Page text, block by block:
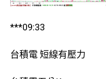
***09:33
台積電 短線有壓力